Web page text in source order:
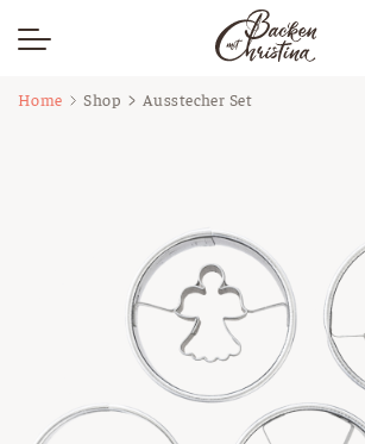
Home Shop Ausstecher Set